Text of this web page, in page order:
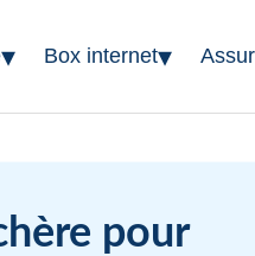
▾ Box internet▾
pour